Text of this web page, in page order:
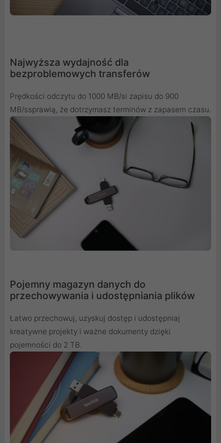
Najwyższa wydajność dla
bezproblemowych transferów
Prędkości odczytu do 1000 MB/si zapisu do 900
MB/ssprawią, że dotrzymasz terminów z zapasem czasu.
Pojemny magazyn danych do
przechowywania i udostępniania plików
Łatwo przechowuj, uzyskuj dostęp i udostępniaj
kreatywne projekty i ważne dokumenty dzięki
pojemności do 2 TB.